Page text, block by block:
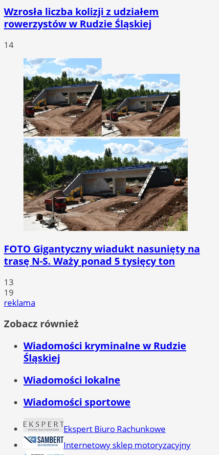
Wzrosła liczba kolizji z udziałem
rowerzystów w Rudzie Śląskiej
14
FOTO Gigantyczny wiadukt nasunięty na
trasę N-S. Waży ponad 5 tysięcy ton
13
19
reklama
Zobacz również
Wiadomości kryminalne w Rudzie
Śląskiej
Wiadomości lokalne
Wiadomości sportowe
Ekspert Biuro Rachunkowe
Internetowy sklep motoryzacyjny